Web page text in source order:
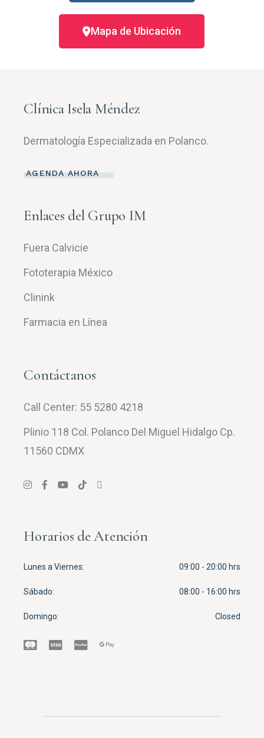
Mapa de Ubicación
Clínica Isela Méndez
Dermatología Especializada en Polanco.
AGENDA AHORA
Enlaces del Grupo IM
Fuera Calvicie
Fototerapia México
Clinink
Farmacia en Línea
Contáctanos
Call Center: 55 5280 4218
Plinio 118 Col. Polanco Del Miguel Hidalgo Cp.
11560 CDMX
Horarios de Atención
Lunes a Viernes 09:00 - 20:00 hrs
Sábado 08:00 - 16:00 hrs
Domingo Closed